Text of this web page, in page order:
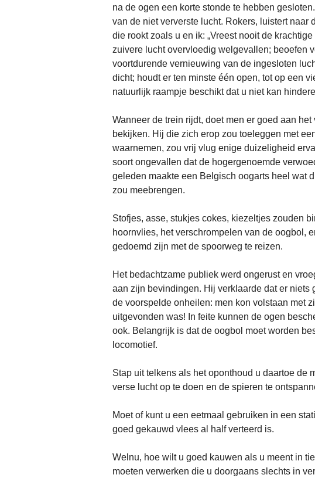
na de ogen een korte stonde te hebben
van de niet ververste lucht. Rokers, luistert
die rookt zoals u en ik: „Vreest nooit de
zuivere lucht overvloedig welgevallen; beoefen
voortdurende vernieuwing van de ingesloten
dicht; houdt er ten minste één open, tot op een
natuurlijk raampje beschikt dat u niet kan
Wanneer de trein rijdt, doet men er goed aan
bekijken. Hij die zich erop zou toeleggen met
waarnemen, zou vrij vlug enige duizeligheid
soort ongevallen dat de hogergenoemde
geleden maakte een Belgisch oogarts heel wat
zou meebrengen.
Stofjes, asse, stukjes cokes, kiezeltjes zouden
hoornvlies, het verschrompelen van de oogbol,
gedoemd zijn met de spoorweg te reizen.
Het bedachtzame publiek werd ongerust en
aan zijn bevindingen. Hij verklaarde dat er niets
de voorspelde onheilen: men kon volstaan met
uitgevonden was! In feite kunnen de ogen
ook. Belangrijk is dat de oogbol moet worden
locomotief.
Stap uit telkens als het oponthoud u daartoe de
verse lucht op te doen en de spieren te
Moet of kunt u een eetmaal gebruiken in een
goed gekauwd vlees al half verteerd is.
Welnu, hoe wilt u goed kauwen als u meent in
moeten verwerken die u doorgaans slechts in